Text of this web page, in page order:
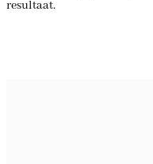
resultaat.